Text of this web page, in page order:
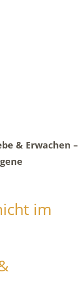
& Erwachen –
im